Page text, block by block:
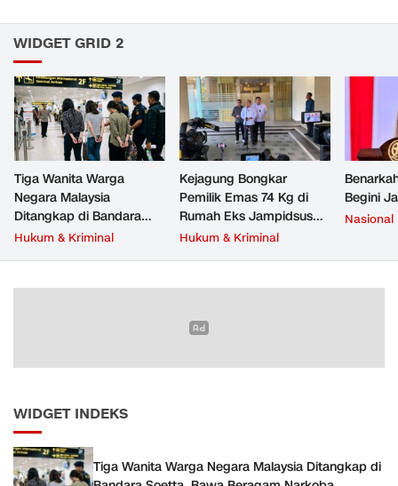
WIDGET GRID 2
Tiga Wanita Warga
Negara Malaysia
Ditangkap di Bandara
Soetta, Bawa Beragam
Hukum & Kriminal
Kejagung Bongkar
Pemilik Emas 74 Kg di
Rumah Eks Jampidsus
Febrie Adriansyah
Hukum & Kriminal
Begini
Nasional
WIDGET INDEKS
Tiga Wanita Warga Negara Malaysia Ditangkap di